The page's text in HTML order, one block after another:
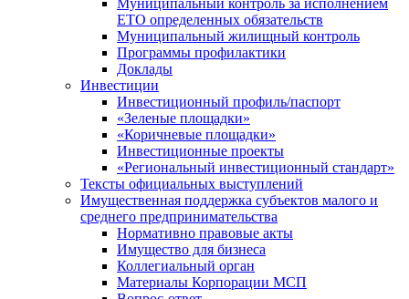
Муниципальный контроль за исполнением
ЕТО определенных обязательств
Муниципальный жилищный контроль
Программы профилактики
Доклады
Инвестиции
Инвестиционный профиль/паспорт
«Зеленые площадки»
«Коричневые площадки»
Инвестиционные проекты
«Региональный инвестиционный стандарт»
Тексты официальных выступлений
Имущественная поддержка субъектов малого и
среднего предпринимательства
Нормативно правовые акты
Имущество для бизнеса
Коллегиальный орган
Материалы Корпорации МСП